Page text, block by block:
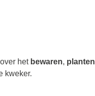
het bewaren, planten
kweker.